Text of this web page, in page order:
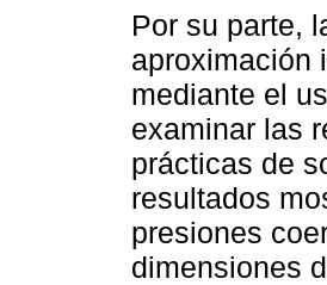
Por su parte,
aproximación
mediante el
examinar las
prácticas de
resultados
presiones
dimensiones